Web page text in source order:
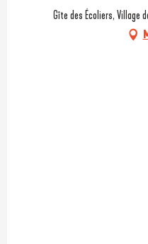
Gîte des Écoliers, Village